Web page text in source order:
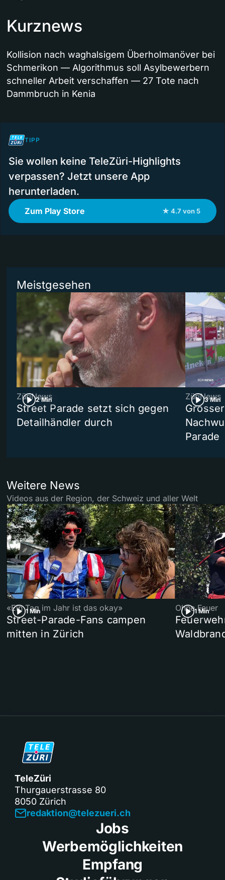
Kurznews
Kollision nach waghalsigem Überholmanöver bei
Schmerikon — Algorithmus soll Asylbewerbern
schneller Arbeit verschaffen — 27 Tote nach
Dammbruch in Kenia
TIPP
Sie wollen keine TeleZüri-Highlights
verpassen? Jetzt unsere App
herunterladen.
Zum Play Store ★ 4.7 von 5
Meistgesehen
2 Min
ZüriNews
Street Parade setzt sich gegen
Detailhändler durch
3 Min
ZüriNews
Parade
Weitere News
Videos aus der Region, der Schweiz und aller Welt
1 Min
«Ein Tag im Jahr ist das okay»
Street-Parade-Fans campen
mitten in Zürich
1 Min
Ohne Feuer
TeleZüri
Thurgauerstrasse 80
8050 Zürich
redaktion@telezueri.ch
Jobs
Werbemöglichkeiten
Empfang